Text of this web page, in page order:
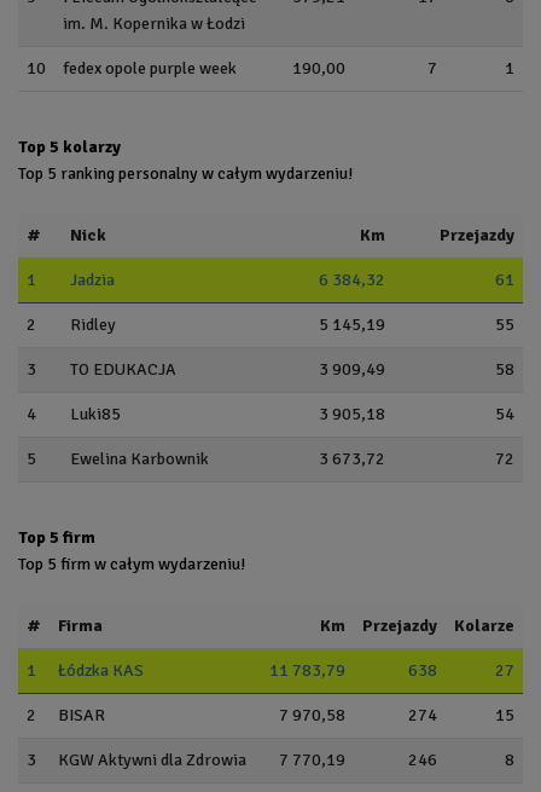
im. M. Kopernika w Łodzi
10 fedex opole purple week 190,00 7 1
Top 5 kolarzy
Top 5 ranking personalny w całym wydarzeniu!
# Nick Km Przejazdy
1 Jadzia 6 384,32 61
2 Ridley 5 145,19 55
3 TO EDUKACJA 3 909,49 58
4 Luki85 3 905,18 54
5 Ewelina Karbownik 3 673,72 72
Top 5 firm
Top 5 firm w całym wydarzeniu!
# Firma Km Przejazdy Kolarze
1 Łódzka KAS 11 783,79 638 27
2 BISAR 7 970,58 274 15
3 KGW Aktywni dla Zdrowia 7 770,19 246 8